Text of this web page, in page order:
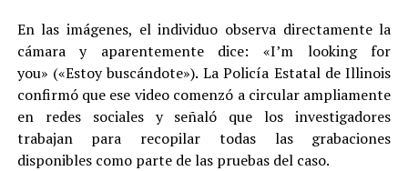
En las imágenes, el individuo observa directamente la
cámara y aparentemente dice: «I’m looking for
you» («Estoy buscándote»). La Policía Estatal de Illinois
confirmó que ese video comenzó a circular ampliamente
en redes sociales y señaló que los investigadores
trabajan para recopilar todas las grabaciones
disponibles como parte de las pruebas del caso.